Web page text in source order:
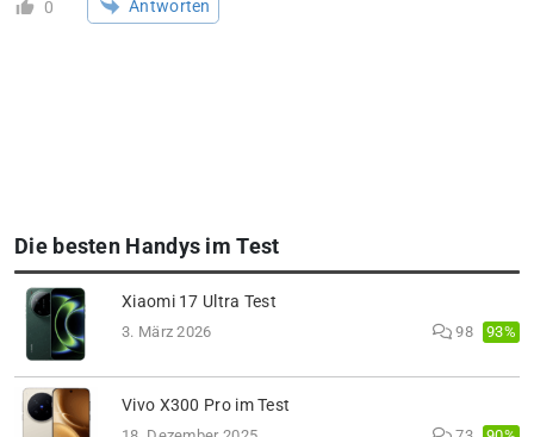
0 Antworten
Die besten Handys im Test
Xiaomi 17 Ultra Test
3. März 2026 98 93%
Vivo X300 Pro im Test